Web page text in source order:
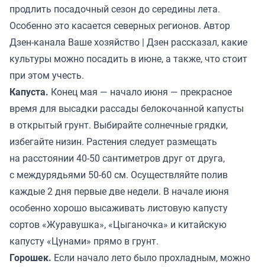
продлить посадочный сезон до середины лета.
Особенно это касается северных регионов. Автор
Дзен-канала Ваше хозяйство | Дзен рассказал, какие
культуры можно посадить в июне, а также, что стоит
при этом учесть.
Капуста. Конец мая — начало июня — прекрасное
время для высадки рассады белокочанной капусты
в открытый грунт. Выбирайте солнечные грядки,
избегайте низин. Растения следует размещать
на расстоянии 40-50 сантиметров друг от друга,
с междурядьями 50-60 см. Осуществляйте полив
каждые 2 дня первые две недели. В начале июня
особенно хорошо высаживать листовую капусту
сортов «Журавушка», «Цыганочка» и китайскую
капусту «Цунами» прямо в грунт.
Горошек. Если начало лето было прохладным, можно